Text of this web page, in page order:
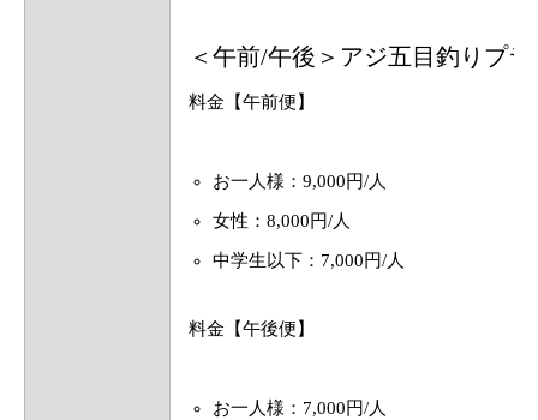
＜午前/午後＞アジ五目釣りプ
料金【午前便】
お一人様：9,000円/人
女性：8,000円/人
中学生以下：7,000円/人
料金【午後便】
お一人様：7,000円/人